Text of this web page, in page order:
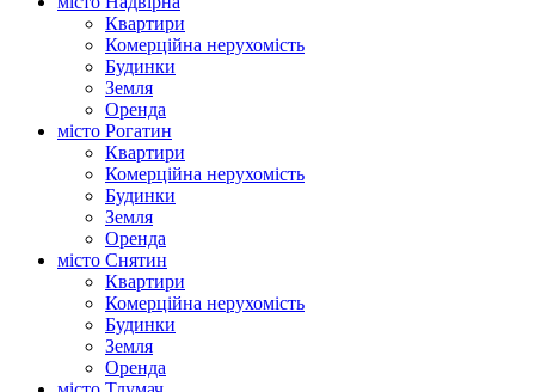
Квартири
Комерційна нерухомість
Будинки
Земля
Оренда
місто Рогатин
Квартири
Комерційна нерухомість
Будинки
Земля
Оренда
місто Снятин
Квартири
Комерційна нерухомість
Будинки
Земля
Оренда